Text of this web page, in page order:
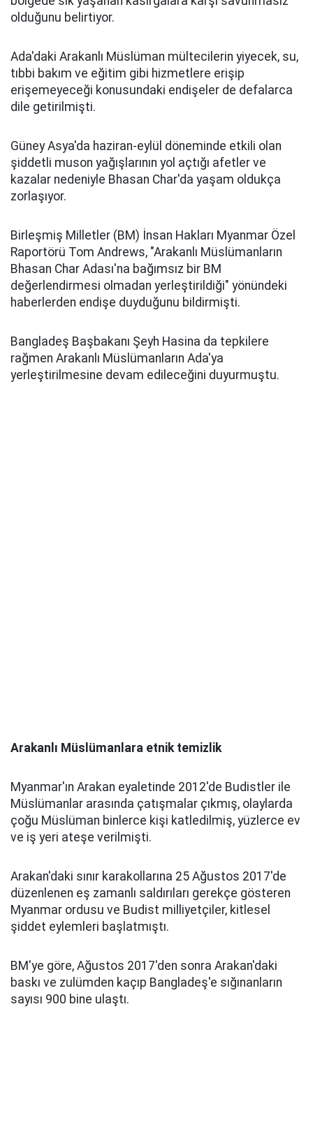
olduğunu belirtiyor.
Ada'daki Arakanlı Müslüman mültecilerin yiyecek, su,
tıbbi bakım ve eğitim gibi hizmetlere erişip
erişemeyeceği konusundaki endişeler de defalarca
dile getirilmişti.
Güney Asya'da haziran-eylül döneminde etkili olan
şiddetli muson yağışlarının yol açtığı afetler ve
kazalar nedeniyle Bhasan Char'da yaşam oldukça
zorlaşıyor.
Birleşmiş Milletler (BM) İnsan Hakları Myanmar Özel
Raportörü Tom Andrews, "Arakanlı Müslümanların
Bhasan Char Adası'na bağımsız bir BM
değerlendirmesi olmadan yerleştirildiği" yönündeki
haberlerden endişe duyduğunu bildirmişti.
Bangladeş Başbakanı Şeyh Hasina da tepkilere
rağmen Arakanlı Müslümanların Ada'ya
yerleştirilmesine devam edileceğini duyurmuştu.
Arakanlı Müslümanlara etnik temizlik
Myanmar'ın Arakan eyaletinde 2012'de Budistler ile
Müslümanlar arasında çatışmalar çıkmış, olaylarda
çoğu Müslüman binlerce kişi katledilmiş, yüzlerce ev
ve iş yeri ateşe verilmişti.
Arakan'daki sınır karakollarına 25 Ağustos 2017'de
düzenlenen eş zamanlı saldırıları gerekçe gösteren
Myanmar ordusu ve Budist milliyetçiler, kitlesel
şiddet eylemleri başlatmıştı.
BM'ye göre, Ağustos 2017'den sonra Arakan'daki
baskı ve zulümden kaçıp Bangladeş'e sığınanların
sayısı 900 bine ulaştı.